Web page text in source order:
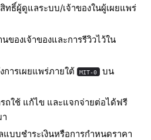
ทธิ์ผู้ดูแลระบบ/เจ้าของในผู้เผยแพร่
ของเจ้าของและการรีวิวไว้ใน
การเผยแพร่ภายใต้ MIT-0
บน
ถใช้ แก้ไข และแจกจ่ายต่อได้ฟรี
แบบชำระเงินหรือการกำหนดราคา